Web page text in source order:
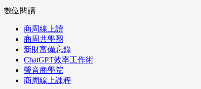
數位閱讀
商周線上讀
商周共學圈
新財富備忘錄
ChatGPT效率工作術
聲音商學院
商周線上課程